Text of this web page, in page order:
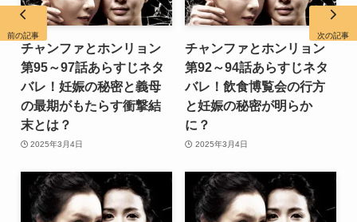
チャンファとホンリョン
第95～97話あらすじネタ
バレ！妊娠の秘密と義母
の最期がもたらす衝撃結
末とは？
2025年3月4日
チャンファとホンリョン
第92～94話あらすじネタ
バレ！飲食博覧会の行方
と妊娠の秘密が明らか
に？
2025年3月4日
前の記事 次の記事